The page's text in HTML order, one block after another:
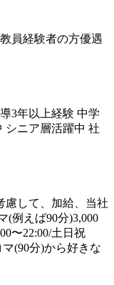
員経験者の方優遇
3年以上経験 中学
シニア層活躍中 社
慮して、加給、当社
(例えば90分)3,000
〜22:00/土日祝
(90分)から好きな